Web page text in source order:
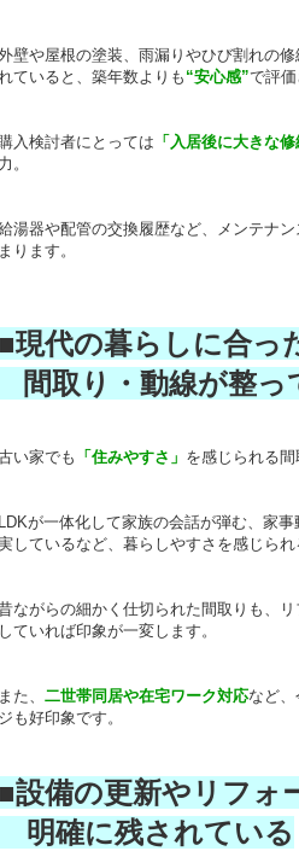
壁や屋根の塗装、雨漏りやひび割れの
ていると、築年数よりも “安心感”で評価
入検討者にとっては 「入居後に大きな
力。
湯器や配管の交換履歴など、メンテナ
まります。
■現代の暮らしに合っ
間取り・動線が整っ
い家でも 「住みやすさ」 を感じられる間
LDKが一体化して家族の会話が弾む、家
しているなど、暮らしやすさを感じら
ながらの細かく仕切られた間取りも、
していれば印象が一変します。
また、 二世帯同居や在宅ワーク対応など
ジも好印象です。
■設備の更新やリフォ
明確に残されている